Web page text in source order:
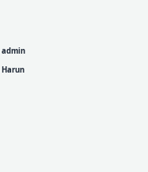
admin
Harun